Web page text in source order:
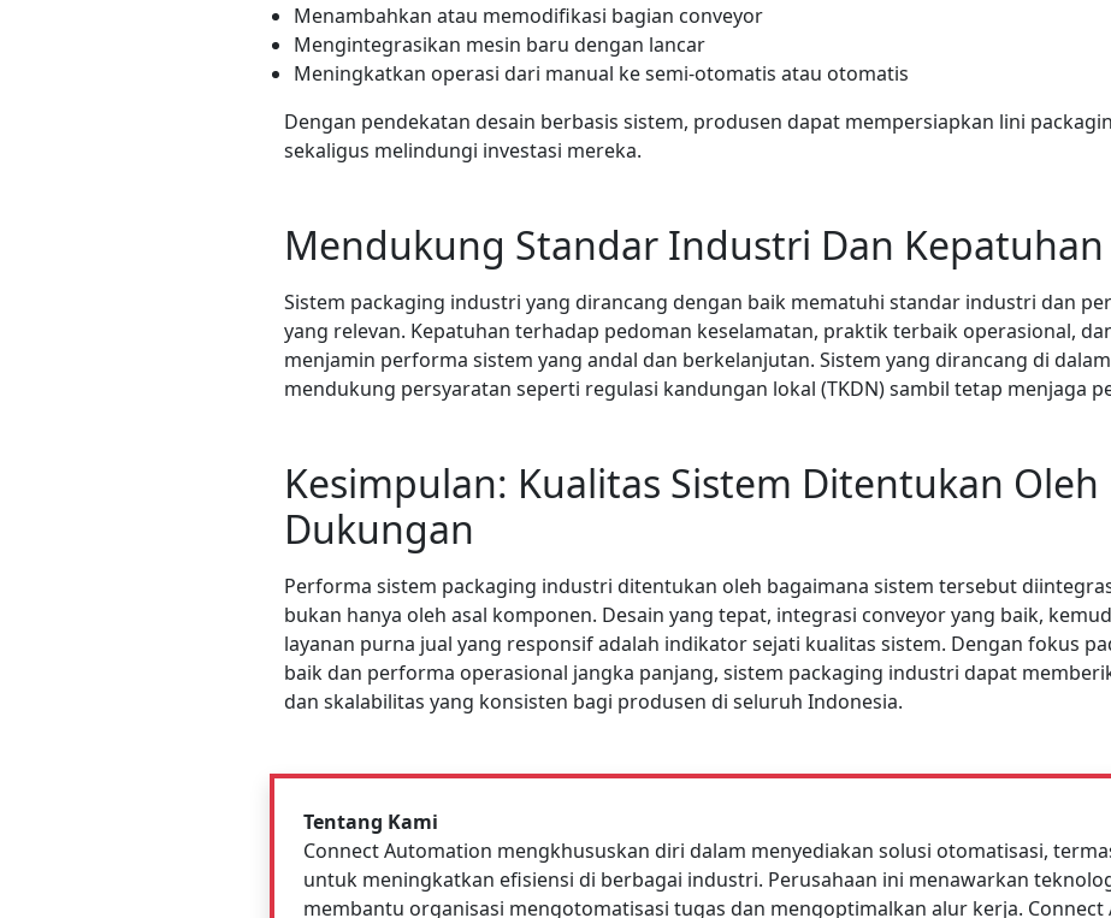
Menambahkan atau memodifikasi bagian conveyor
Mengintegrasikan mesin baru dengan lancar
Meningkatkan operasi dari manual ke semi-otomatis atau otomatis
Dengan pendekatan desain berbasis sistem, produsen dapat mempersiapkan lini
sekaligus melindungi investasi mereka.
Mendukung Standar Industri Dan Kepatuhan
Sistem packaging industri yang dirancang dengan baik mematuhi standar industri dan
yang relevan. Kepatuhan terhadap pedoman keselamatan, praktik terbaik operasional,
menjamin performa sistem yang andal dan berkelanjutan. Sistem yang dirancang di
mendukung persyaratan seperti regulasi kandungan lokal (TKDN) sambil tetap menjaga
Kesimpulan: Kualitas Sistem Ditentukan Oleh
Dukungan
Performa sistem packaging industri ditentukan oleh bagaimana sistem tersebut
bukan hanya oleh asal komponen. Desain yang tepat, integrasi conveyor yang baik,
layanan purna jual yang responsif adalah indikator sejati kualitas sistem. Dengan fokus
baik dan performa operasional jangka panjang, sistem packaging industri dapat
dan skalabilitas yang konsisten bagi produsen di seluruh Indonesia.
Tentang Kami
Connect Automation mengkhususkan diri dalam menyediakan solusi otomatisasi,
untuk meningkatkan efisiensi di berbagai industri. Perusahaan ini menawarkan
membantu organisasi mengotomatisasi tugas dan mengoptimalkan alur kerja.